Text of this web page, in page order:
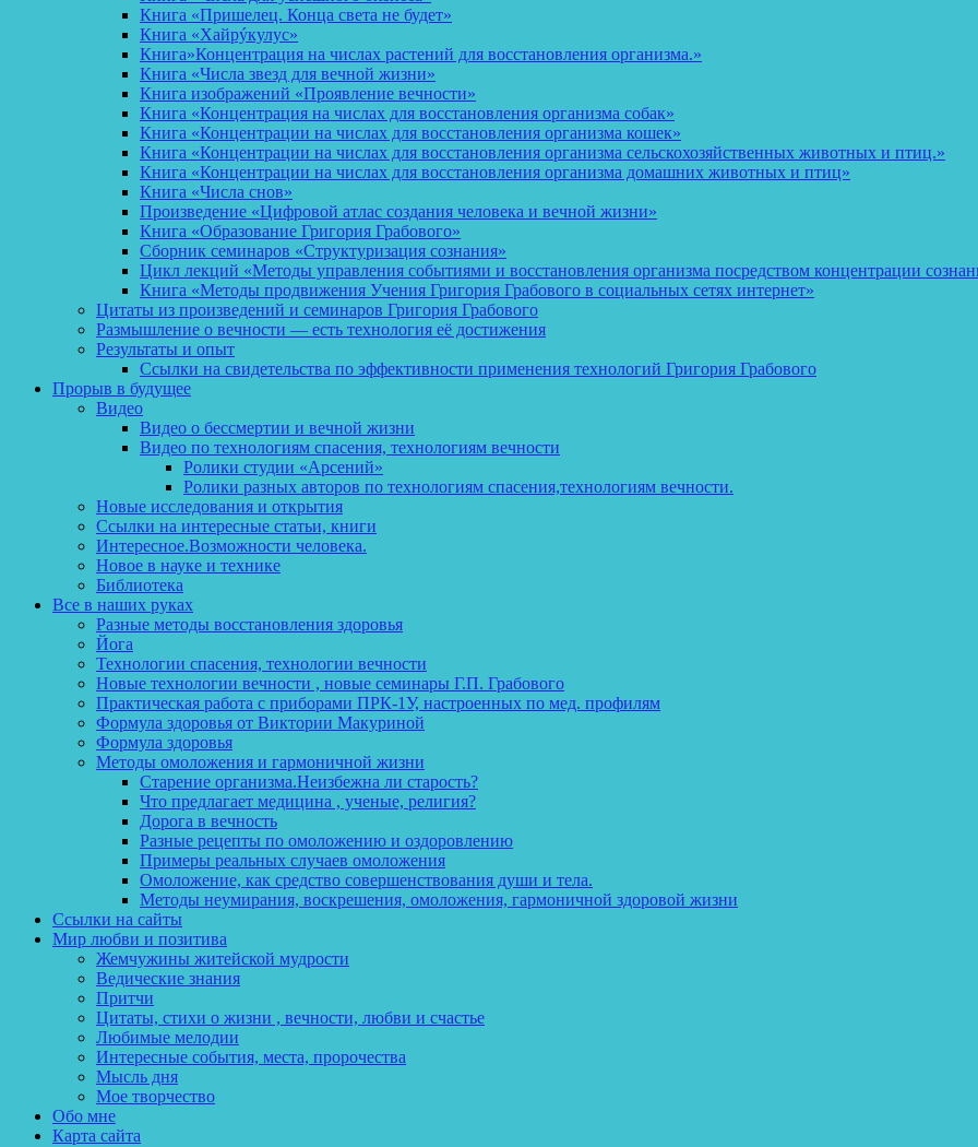
Книга «Пришелец. Конца света не будет»
Книга «Хайрýкулус»
Книга»Концентрация на числах растений для восстановления организма.»
Книга «Числа звезд для вечной жизни»
Книга изображений «Проявление вечности»
Книга «Концентрация на числах для восстановления организма собак»
Книга «Концентрации на числах для восстановления организма кошек»
Книга «Концентрации на числах для восстановления организма сельскохозяйственных животных и птиц.»
Книга «Концентрации на числах для восстановления организма домашних животных и птиц»
Книга «Числа снов»
Произведение «Цифровой атлас создания человека и вечной жизни»
Книга «Образование Григория Грабового»
Сборник семинаров «Структуризация сознания»
Цикл лекций «Методы управления событиями и восстановления организма посредством концентрации
Книга «Методы продвижения Учения Григория Грабового в социальных сетях интернет»
Цитаты из произведений и семинаров Григория Грабового
Размышление о вечности — есть технология её достижения
Результаты и опыт
Ссылки на свидетельства по эффективности применения технологий Григория Грабового
Прорыв в будущее
Видео
Видео о бессмертии и вечной жизни
Видео по технологиям спасения, технологиям вечности
Ролики студии «Арсений»
Ролики разных авторов по технологиям спасения,технологиям вечности.
Новые исследования и открытия
Ссылки на интересные статьи, книги
Интересное.Возможности человека.
Новое в науке и технике
Библиотека
Все в наших руках
Разные методы восстановления здоровья
Йога
Технологии спасения, технологии вечности
Новые технологии вечности , новые семинары Г.П. Грабового
Практическая работа с приборами ПРК-1У, настроенных по мед. профилям
Формула здоровья от Виктории Макуриной
Формула здоровья
Методы омоложения и гармоничной жизни
Старение организма.Неизбежна ли старость?
Что предлагает медицина , ученые, религия?
Дорога в вечность
Разные рецепты по омоложению и оздоровлению
Примеры реальных случаев омоложения
Омоложение, как средство совершенствования души и тела.
Методы неумирания, воскрешения, омоложения, гармоничной здоровой жизни
Ссылки на сайты
Мир любви и позитива
Жемчужины житейской мудрости
Ведические знания
Притчи
Цитаты, стихи о жизни , вечности, любви и счастье
Любимые мелодии
Интересные события, места, пророчества
Мысль дня
Мое творчество
Обо мне
Карта сайта